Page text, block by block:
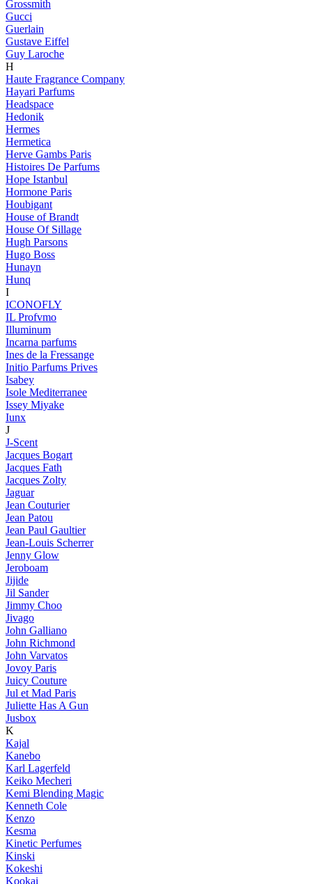
Grossmith
Gucci
Guerlain
Gustave Eiffel
Guy Laroche
H
Haute Fragrance Company
Hayari Parfums
Headspace
Hedonik
Hermes
Hermetica
Herve Gambs Paris
Histoires De Parfums
Hope Istanbul
Hormone Paris
Houbigant
House of Brandt
House Of Sillage
Hugh Parsons
Hugo Boss
Hunayn
Hunq
I
ICONOFLY
IL Profvmo
Illuminum
Incarna parfums
Ines de la Fressange
Initio Parfums Prives
Isabey
Isole Mediterranee
Issey Miyake
Iunx
J
J-Scent
Jacques Bogart
Jacques Fath
Jacques Zolty
Jaguar
Jean Couturier
Jean Patou
Jean Paul Gaultier
Jean-Louis Scherrer
Jenny Glow
Jeroboam
Jijide
Jil Sander
Jimmy Choo
Jivago
John Galliano
John Richmond
John Varvatos
Jovoy Paris
Juicy Couture
Jul et Mad Paris
Juliette Has A Gun
Jusbox
K
Kajal
Kanebo
Karl Lagerfeld
Keiko Mecheri
Kemi Blending Magic
Kenneth Cole
Kenzo
Kesma
Kinetic Perfumes
Kinski
Kokeshi
Kookai